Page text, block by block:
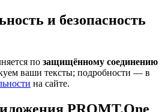
и безопасность
по защищённому соединению
ваши тексты; подробности — в
на сайте.
PROMT.One